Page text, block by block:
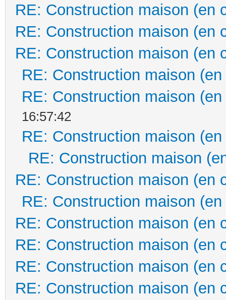
RE: Construction maison (en
RE: Construction maison (en
RE: Construction maison (en
RE: Construction maison
RE: Construction maison
16:57:42
RE: Construction maison
RE: Construction maison
RE: Construction maison (en
RE: Construction maison
RE: Construction maison (en
RE: Construction maison (en
RE: Construction maison (en
RE: Construction maison (en